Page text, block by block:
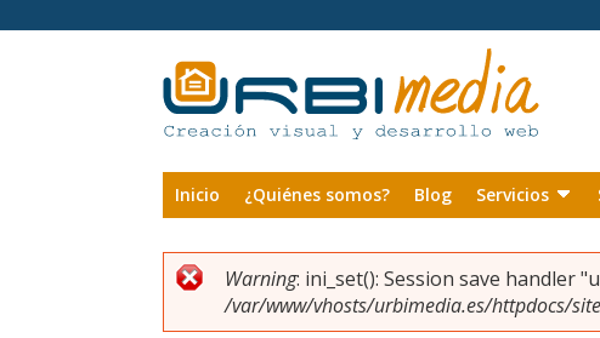
Pasar al contenido principal
Inicio ¿Quiénes somos? Blog Servicios
Usted está aquí
Mensaje de error
Warning: ini_set(): Session save handler
/var/www/vhosts/urbimedia.es/httpdocs/